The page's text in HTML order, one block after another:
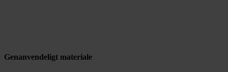
Genanvendeligt materiale